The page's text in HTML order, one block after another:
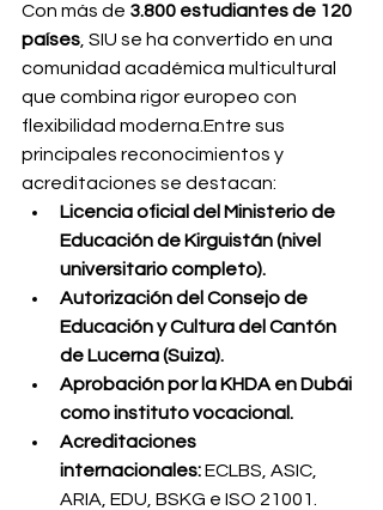
Con más de 3.800 estudiantes de 120
países , SIU se ha convertido en una
comunidad académica multicultural
que combina rigor europeo con
flexibilidad moderna.Entre sus
principales reconocimientos y
acreditaciones se destacan:
Licencia oficial del Ministerio de
Educación de Kirguistán (nivel
universitario completo).
Autorización del Consejo de
Educación y Cultura del Cantón
de Lucerna (Suiza).
Aprobación por la KHDA en Dubái
como instituto vocacional.
Acreditaciones
internacionales: ECLBS, ASIC,
ARIA, EDU, BSKG e ISO 21001.